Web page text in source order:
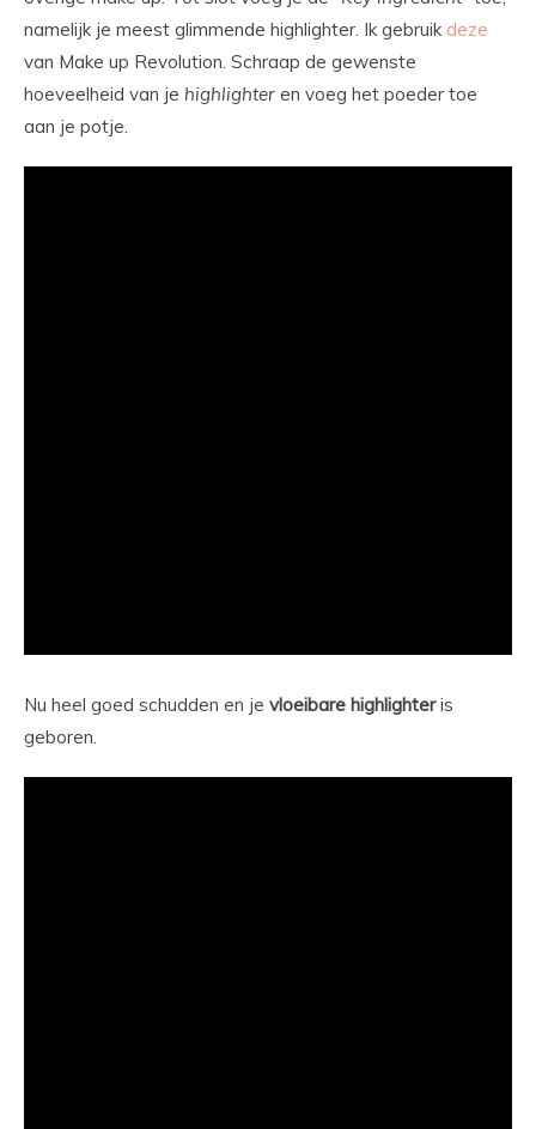
namelijk je meest glimmende highlighter. Ik gebruik deze
van Make up Revolution. Schraap de gewenste
hoeveelheid van je highlighter en voeg het poeder toe
aan je potje.
Nu heel goed schudden en je vloeibare highlighteris
geboren.